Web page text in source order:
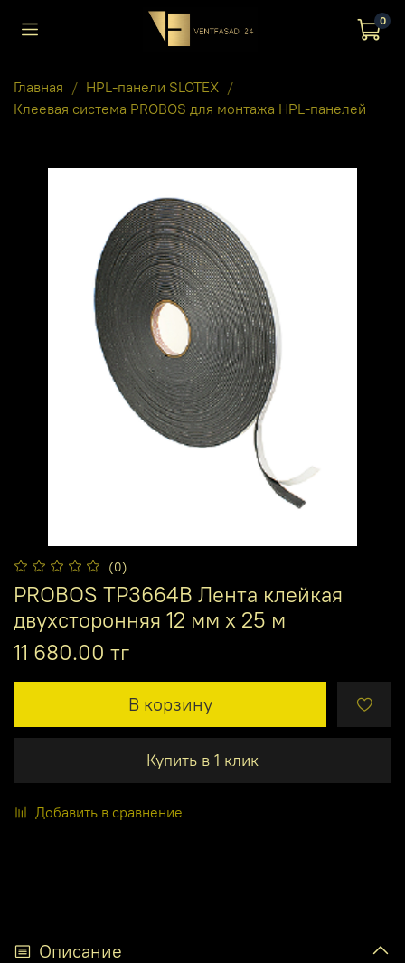
0
Главная
HPL-панели SLOTEX
Клеевая система PROBOS для монтажа HPL-панелей
(0)
PROBOS ТР3664В Лента клейкая
двухсторонняя 12 мм х 25 м
11 680.00 тг
В корзину
Купить в 1 клик
Добавить в сравнение
Описание